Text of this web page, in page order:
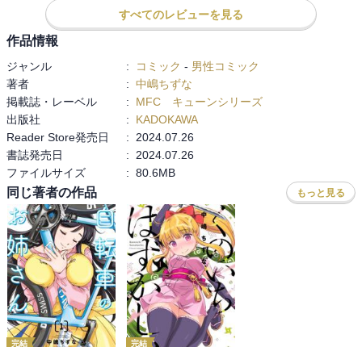
すべてのレビューを見る
作品情報
ジャンル : コミック - 男性コミック
著者
: 中嶋ちずな
掲載誌・レーベル
:
MFC キューンシリーズ
出版社
:
KADOKAWA
Reader Store発売日
:
2024.07.26
書誌発売日
:
2024.07.26
ファイルサイズ
: 80.6MB
同じ著者の作品 もっと見る
完結 完結